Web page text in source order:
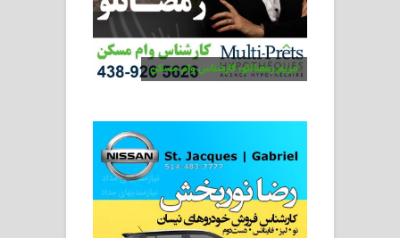
مریم رمضانلو، کارشناس وام مسکن